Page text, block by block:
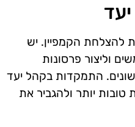
להצלחת הקמפיין. יש
וליצור פרסונות
התמקדות בקהל יעד
טובות יותר ולהגביר את